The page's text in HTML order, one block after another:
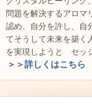
問題を解決するアロマ
認め、自分を許し、自
てそうして未来を築
を実現しようと セッ
＞＞詳しくはこちら